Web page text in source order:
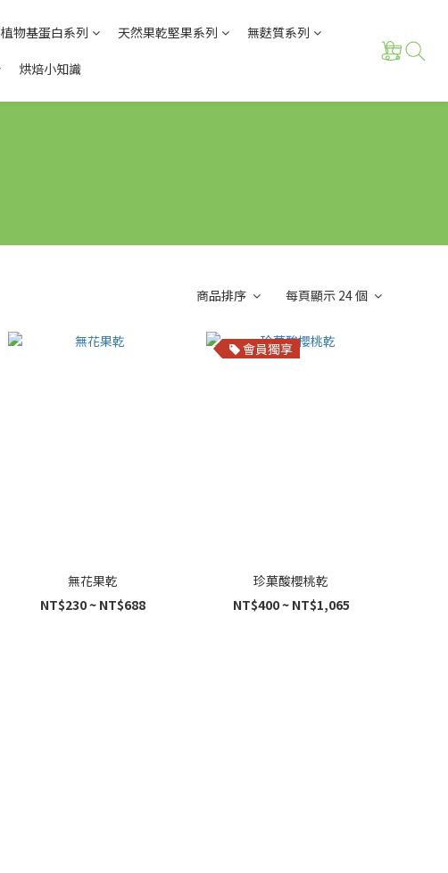
植物基蛋白系列 天然果乾堅果系列 無麩質系列
烘焙小知識
商品排序 每頁顯示 24 個
無花果乾
NT$230 ~ NT$688
會員獨享
珍菓酸櫻桃乾
NT$400 ~ NT$1,065